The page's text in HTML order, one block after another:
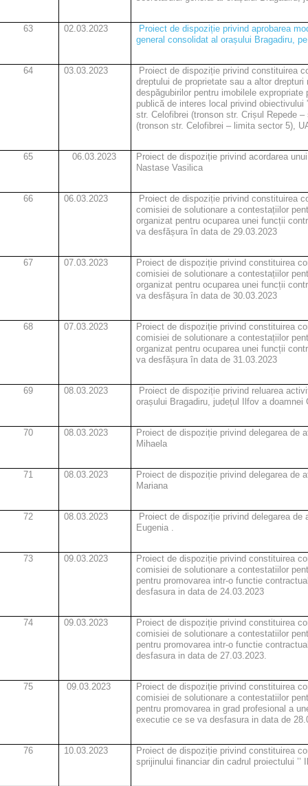
63 02.03.2023 Proiect de dispozițieprivind aprobarea
general consolidat al orașului Bragadiru,
64 03.03.2023 Proiect de dispozițieprivind constituirea
dreptului de proprietate sau a altor drepturi
despăgubirilor pentru imobilele
publică de interes local privind obiectivului
str. Celofibrei (tronson str. Crișul Repede
(tronson str. Celofibrei – limita sector 5),
65 06.03.2023 Proiect de dispoziție privind acordarea
Nastase Vasilica
66 06.03.2023 Proiect de dispozițieprivind constituirea
comisiei de solutionare a contestațiilor
organizat pentru ocuparea unei funcții
va desfășura în data de 29.03.2023
67 07.03.2023 Proiect de dispozițieprivind constituirea
comisiei de solutionare a contestațiilor
organizat pentru ocuparea unei funcții
va desfășura în data de 30.03.2023
68 07.03.2023 Proiect de dispozițieprivind constituirea
comisiei de solutionare a contestațiilor
organizat pentru ocuparea unei funcții
va desfășura în data de 31.03.2023
69 08.03.2023 Proiect de dispozițieprivind reluarea
orașului Bragadiru, județul Ilfov a doamnei
70 08.03.2023
Proiect de dispoziție privind delegarea de
Mihaela
71 08.03.2023
Proiect de dispoziție privind delegarea de
Mariana
72 08.03.2023
Proiect de dispoziție privind delegarea de
Eugenia .
73 09.03.2023
Proiect de dispoziție privind constituirea
comisiei de solutionare a contestatiilor
pentru promovarea intr-o functie
desfasura in data de 24.03.2023
74 09.03.2023
Proiect de dispoziție privind constituirea
comisiei de solutionare a contestatiilor
pentru promovarea intr-o functie
desfasura in data de 27.03.2023.
75 09.03.2023
Proiect de dispoziție privind constituirea
comisiei de solutionare a contestatiilor
pentru promovarea in grad profesional a
executie ce se va desfasura in data de
76 10.03.2023
Proiect de dispoziție privind constituirea
sprijinului financiar din cadrul proiectului ’’